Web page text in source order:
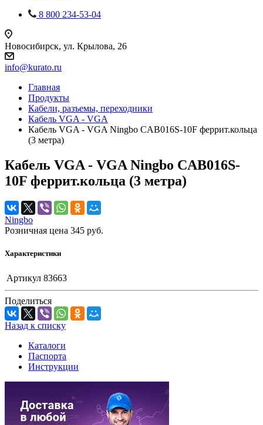
8 800 234-53-04
Новосибирск, ул. Крылова, 26
info@kurato.ru
Главная
Продукты
Кабели, разъемы, переходники
Кабель VGA - VGA
Кабель VGA - VGA Ningbo CAB016S-10F феррит.кольца
(3 метра)
Кабель VGA - VGA Ningbo CAB016S-
10F феррит.кольца (3 метра)
Ningbo
Розничная цена 345 руб.
Характеристики
Артикул 83663
Поделиться
Назад к списку
Каталоги
Паспорта
Инструкции